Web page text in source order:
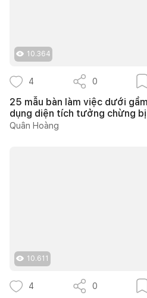
10.364
4 0
25 mẫu bàn làm việc dưới
dụng diện tích tưởng chừng
Quân Hoàng
10.611
4 0